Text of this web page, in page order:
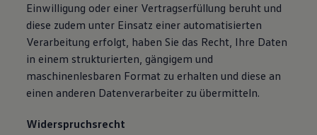
Einwilligung oder einer Vertragserfüllung beruht und
diese zudem unter Einsatz einer automatisierten
Verarbeitung erfolgt, haben Sie das Recht, Ihre Daten
in einem strukturierten, gängigem und
maschinenlesbaren Format zu erhalten und diese an
einen anderen Datenverarbeiter zu übermitteln.
Widerspruchsrecht